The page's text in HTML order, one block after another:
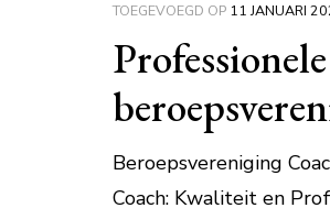
TOEGEVOEGD OP 11 JANUARI
Beroepsvereniging
Coach: Kwaliteit en